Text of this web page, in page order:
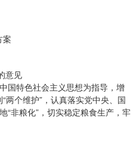
意见
国特色社会主义思想为指导，增
两个维护”，认真落实党中央、国
“非粮化”，切实稳定粮食生产，牢